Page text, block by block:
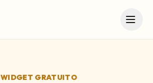
WIDGET GRATUITO